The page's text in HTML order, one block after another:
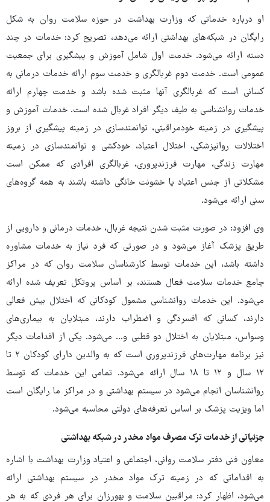
او درباره خدماتی که وزارت بهداشت در حوزه سلامت روان به شکل
رایگان در شبکه‌های بهداشتی ارائه می‌دهد، تصریح کرد: خدمات در چند
دسته ارائه می‌شود. خدمت اول شامل آموزش و پیشگیری برای جمعیت
عمومی است. خدمت دوم غربالگری و خدمت سوم ارائه خدمات درمانی به
کسانی است که غربالگری آنها مثبت شده باشد و خدمت چهارم ارائه
خدمات روانشناسی به طیف دیگر افراد غربال شده است. خدمات آموزش و
پیشگیری در زمینه خودمراقبتی، توانمندسازی در زمینه پیشگیری از بروز
اختلالات روانپزشکی، اختلال اعتیاد،‌ خودکشی و توانمندسازی در زمینه
مهارت زندگی، مهارت فرزندپروری، غربالگری افرادی که ممکن است
مشکلاتی از جنس اعتیاد یا خشونت خانگی داشته باشند به همه گروه‌های
سنی ارائه می‌شود.
وی افزود: در صورت مثبت شدن نتیجه غربال، خدمات درمانی و دارویی از
طریق پزشک آغاز می‌شود و در صورتی که فرد نیاز به خدمات مشاوره
داشته باشد، این خدمات توسط کارشناسان سلامت روان که در مراکز
جامع خدمات سلامت فعال هستند، بر اساس پروتکل تعریف شده ارائه
می‌شود. این خدمات روانشناسی مشمول کودکانی که اختلال بیش فعالی
دارند، کسانی که افسردگی و اضطراب دارند، مبتلایان به بیماری‌های
وسواس، مبتلایان به اختلال دو قطبی و... می‌شود. یکی از اقدامات دیگر
نیز برنامه مهارت‌های فرزندپروری است که به والدین دارای کودکان ۲ تا
۱۲ سال و ۱۲ تا ۱۸ سال ارائه می‌شود. تمامی این خدمات که توسط
روانشناسان انجام می‌شود در سیستم بهداشتی و در مراکز ما رایگان است
اما ویزیت پزشک بر اساس تعرفه‌های دولتی محاسبه می‌شود.
جزئیاتی از خدمات ترک مصرف مواد مخدر در شبکه بهداشتی
معاون فنی دفتر سلامت روانی، اجتماعی و اعتیاد وزارت بهداشت با اشاره
به اقداماتی که در زمینه ترک مواد مخدر در سیستم بهداشتی ارائه
می‌شود، اظهار کرد: مراقبین سلامت و بهورزان برای هر فردی که به هر